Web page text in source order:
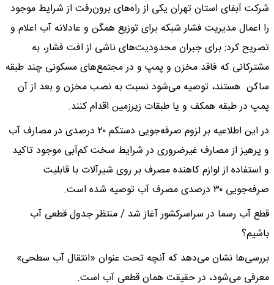
شرکت آبفای استان تهران یکی از راه‌های برون‌رفت از شرایط موجود
را اعمال مدیریت فشار شبکه برای توزیع همگن و عادلانه آب اعلام و
تصریح کرد: برای جبران محدودیت‌های ناشی از افت فشار، به
مشترکانی که فاقد مخزن و پمپ و در مجتمع‌های مسکونی چند طبقه
ساکن هستند، توصیه می‌شود نسبت به نصب مخزن و بعد از آن
پمپ در طبقه همکف و یا طبقات زیرزمین اقدام کنند.
در این اطلاعیه بر لزوم صرفه‌جویی دستکم ۲۰ درصدی در مصارف آب
و پرهیز از مصارف غیرضروری در شرایط سخت کم‌آبی موجود تاکید
و استفاده از لوازم کاهنده مصرف بر روی شیرآلات با قابلیت
صرفه‌جویی ۳۰ درصدی مصرف آب توصیه شده است.
قطع آب رسما در سراسرکشور آغاز شد / منتظر جدول قطعی آب
باشیم؟
بررسی‌ها نشان می‌دهد که آنچه تحت عنوان «انتقال آب سطحی»
معرفی می‌شود، در حقیقت همان قطعی آب است.